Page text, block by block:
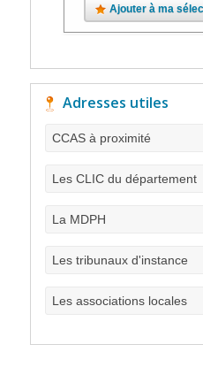
Ajouter à ma
Adresses utiles
CCAS à proximité
Les CLIC du département
La MDPH
Les tribunaux d'instance
Les associations locales